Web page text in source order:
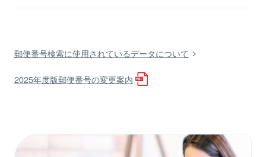
郵便番号検索に使用されているデータについて
2025年度版郵便番号の変更案内